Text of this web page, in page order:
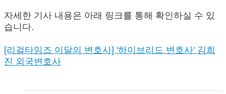
자세한 기사 내용은 아래 링크를 통해 확인하실 수 있
습니다.
[리걸타임즈 이달의 변호사] '하이브리드 변호사' 김희
진 외국변호사